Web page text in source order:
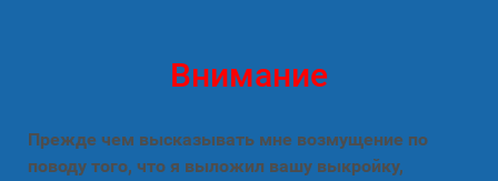
Внимание
Прежде чем высказывать мне возмущение по
поводу того, что я выложил вашу выкройку,